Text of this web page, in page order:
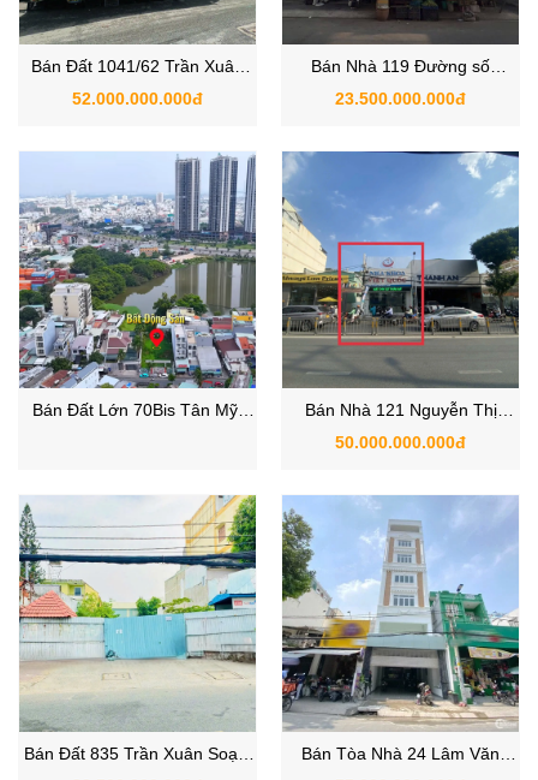
Bán Đất 1041/62 Trần Xuân
Soạn, Phường Tân Hưng,
52.000.000.000đ
Bán Nhà 119 Đường số
53, Phường Tân Quy, Quận 7
23.500.000.000đ
Bán Đất Lớn 70Bis Tân Mỹ,
Bán Nhà 121 Nguyễn Thị
Thập, Phường Tân Mỹ, Quận
50.000.000.000đ
Bán Đất 835 Trần Xuân Soạn,
Bán Tòa Nhà 24 Lâm Văn